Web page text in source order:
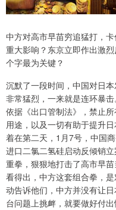
中方对高市早苗穷追猛打，
重大影响？东京立即作出激
个字最为关键？
沉默了一段时间，中国对日
非常猛烈，一来就是连环暴
依据《出口管制法》，禁止
用途，以及一切有助于提升
着在第二天，1月7号，中国
进口二氯二氢硅启动反倾销
重拳，狠狠地打击了高市早
看得出，中方这套组合拳，
动告诉他们，中方并没有让
台问题上挑衅，就要做好付出